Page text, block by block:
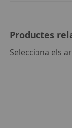
Productes
Selecciona els